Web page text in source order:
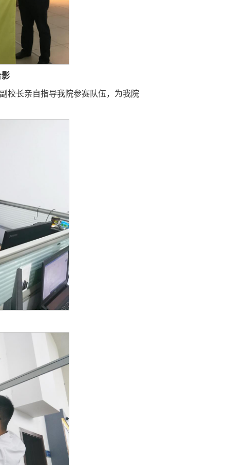
影
校长亲自指导我院参赛队伍，为我院